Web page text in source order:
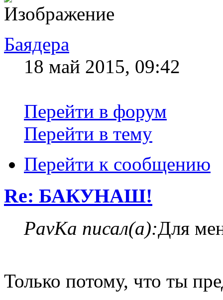
Баядера
18 май 2015, 09:42
Перейти в форум
Перейти в тему
Перейти к сообщению
Re: БАКУНАШ!
PavKa писал(а):Для
Только потому, что ты